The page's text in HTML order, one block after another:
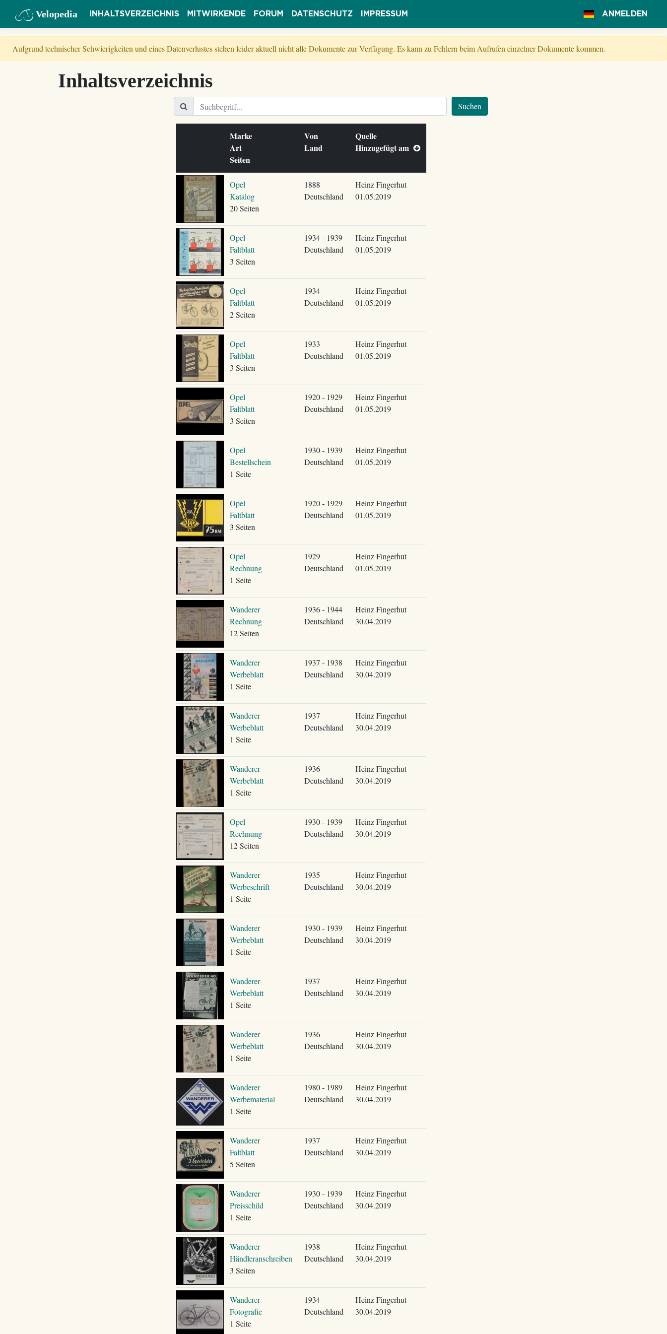
Velopedia INHALTSVERZEICHNIS MITWIRKENDE FORUM DATENSCHUTZ IMPRESSUM ANMELDEN
Aufgrund technischer Schwierigkeiten und eines Datenverlustes stehen leider aktuell nicht alle Dokumente zur Verfügung. Es kann zu Fehlern beim Aufrufen einzelner Dokumente kommen.
Inhaltsverzeichnis
Suchen
Marke
Art
Seiten
Von
Land
Quelle
Hinzugefügt am
Opel
Katalog
20 Seiten
1888
Deutschland
Heinz Fingerhut
01.05.2019
Opel
Faltblatt
3 Seiten
1934 - 1939
Deutschland
Heinz Fingerhut
01.05.2019
Opel
Faltblatt
2 Seiten
1934
Deutschland
Heinz Fingerhut
01.05.2019
Opel
Faltblatt
3 Seiten
1933
Deutschland
Heinz Fingerhut
01.05.2019
Opel
Faltblatt
3 Seiten
1920 - 1929
Deutschland
Heinz Fingerhut
01.05.2019
Opel
Bestellschein
1 Seite
1930 - 1939
Deutschland
Heinz Fingerhut
01.05.2019
Opel
Faltblatt
3 Seiten
1920 - 1929
Deutschland
Heinz Fingerhut
01.05.2019
Opel
Rechnung
1 Seite
1929
Deutschland
Heinz Fingerhut
01.05.2019
Wanderer
Rechnung
12 Seiten
1936 - 1944
Deutschland
Heinz Fingerhut
30.04.2019
Wanderer
Werbeblatt
1 Seite
1937 - 1938
Deutschland
Heinz Fingerhut
30.04.2019
Wanderer
Werbeblatt
1 Seite
1937
Deutschland
Heinz Fingerhut
30.04.2019
Wanderer
Werbeblatt
1 Seite
1936
Deutschland
Heinz Fingerhut
30.04.2019
Opel
Rechnung
12 Seiten
1930 - 1939
Deutschland
Heinz Fingerhut
30.04.2019
Wanderer
Werbeschrift
1 Seite
1935
Deutschland
Heinz Fingerhut
30.04.2019
Wanderer
Werbeblatt
1 Seite
1930 - 1939
Deutschland
Heinz Fingerhut
30.04.2019
Wanderer
Werbeblatt
1 Seite
1937
Deutschland
Heinz Fingerhut
30.04.2019
Wanderer
Werbeblatt
1 Seite
1936
Deutschland
Heinz Fingerhut
30.04.2019
Wanderer
Werbematerial
1 Seite
1980 - 1989
Deutschland
Heinz Fingerhut
30.04.2019
Wanderer
Faltblatt
5 Seiten
1937
Deutschland
Heinz Fingerhut
30.04.2019
Wanderer
Preisschild
1 Seite
1930 - 1939
Deutschland
Heinz Fingerhut
30.04.2019
Wanderer
Händleranschreiben
3 Seiten
1938
Deutschland
Heinz Fingerhut
30.04.2019
Wanderer
Fotografie
1 Seite
1934
Deutschland
Heinz Fingerhut
30.04.2019